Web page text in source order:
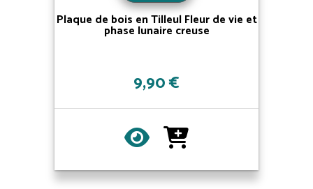
Plaque de bois en Tilleul Fleur de vie et
phase lunaire creuse
9,90 €